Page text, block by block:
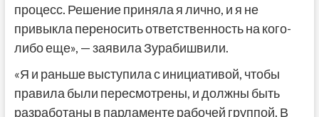
процесс. Решение приняла я лично, и я не
привыкла переносить ответственность на кого-
либо еще», — заявила Зурабишвили.
«Я и раньше выступила с инициативой, чтобы
правила были пересмотрены, и должны быть
разработаны в парламенте рабочей группой. В